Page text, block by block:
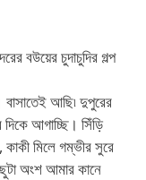
বউয়ের চুদাচুদির গল্প
আছি৷ দুপুরের
দিকে আগাচ্ছি। সিঁড়ি
মিলে গম্ভীর সুরে
অংশ আমার কানে